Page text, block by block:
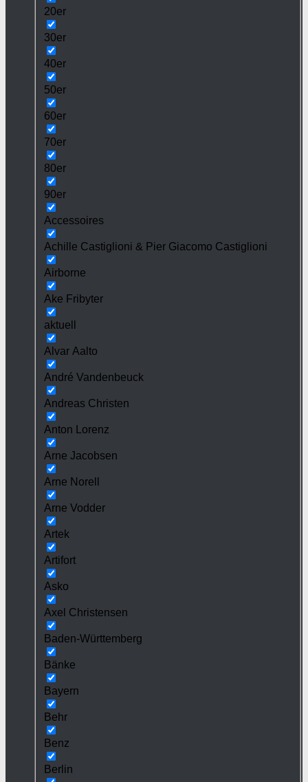
20er
30er
40er
50er
60er
70er
80er
90er
Accessoires
Achille Castiglioni & Pier Giacomo Castiglioni
Airborne
Ake Fribyter
aktuell
Alvar Aalto
André Vandenbeuck
Andreas Christen
Anton Lorenz
Arne Jacobsen
Arne Norell
Arne Vodder
Artek
Artifort
Asko
Axel Christensen
Baden-Württemberg
Bänke
Bayern
Behr
Benz
Berlin